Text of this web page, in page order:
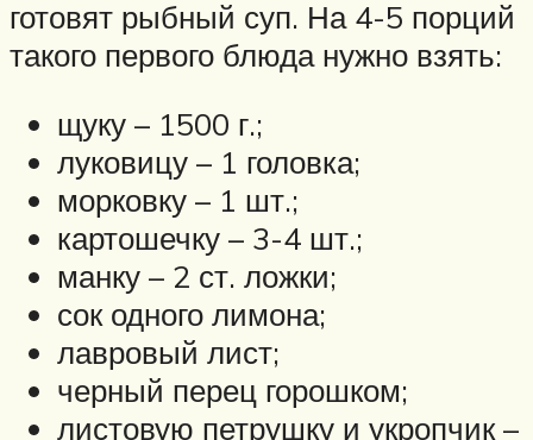
готовят рыбный суп. На 4-5 порций
такого первого блюда нужно взять:
щуку – 1500 г.;
луковицу – 1 головка;
морковку – 1 шт.;
картошечку – 3-4 шт.;
манку – 2 ст. ложки;
сок одного лимона;
лавровый лист;
черный перец горошком;
листовую петрушку и укропчик –